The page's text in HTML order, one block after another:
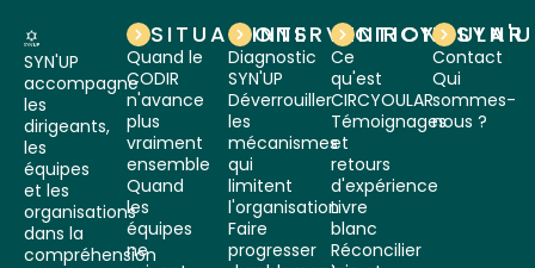
SYN'UP
accompagne
les
dirigeants,
les
équipes
et les
organisations
dans la
compréhension
SITUATIONS
Quand le
CODIR
n'avance
plus
vraiment
ensemble
Quand
les
équipes
ne
INTERVENTIONS
Diagnostic
SYN'UP
Déverrouiller
les
mécanismes
qui
limitent
l'organisation
Faire
progresser
CIRCYOULAR
Ce
qu'est
CIRCYOULAR
Témoignages
et
retours
d'expérience
Livre
blanc
Réconcilier
Contact
Qui
sommes-
nous ?